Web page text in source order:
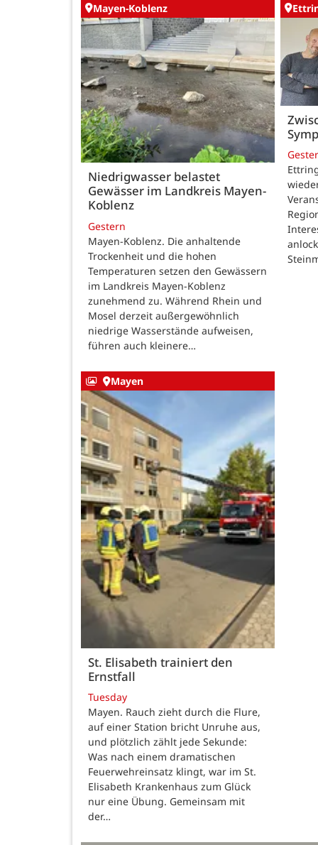
Mayen-Koblenz
Niedrigwasser belastet
Gewässer im Landkreis Mayen-
Koblenz
Gestern
Mayen-Koblenz. Die anhaltende
Trockenheit und die hohen
Temperaturen setzen den Gewässern
im Landkreis Mayen-Koblenz
zunehmend zu. Während Rhein und
Mosel derzeit außergewöhnlich
niedrige Wasserstände aufweisen,
führen auch kleinere…
Mayen
St. Elisabeth trainiert den
Ernstfall
Tuesday
Mayen. Rauch zieht durch die Flure,
auf einer Station bricht Unruhe aus,
und plötzlich zählt jede Sekunde:
Was nach einem dramatischen
Feuerwehreinsatz klingt, war im St.
Elisabeth Krankenhaus zum Glück
nur eine Übung. Gemeinsam mit
der…